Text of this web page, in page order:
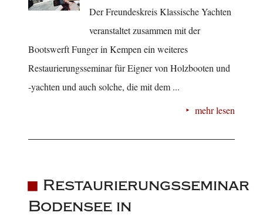
Der Freundeskreis Klassische Yachten
veranstaltet zusammen mit der
Bootswerft Funger in Kempen ein weiteres
Restaurierungsseminar für Eigner von Holzbooten und
-yachten und auch solche, die mit dem ...
mehr lesen
Restaurierungsseminar
Bodensee in